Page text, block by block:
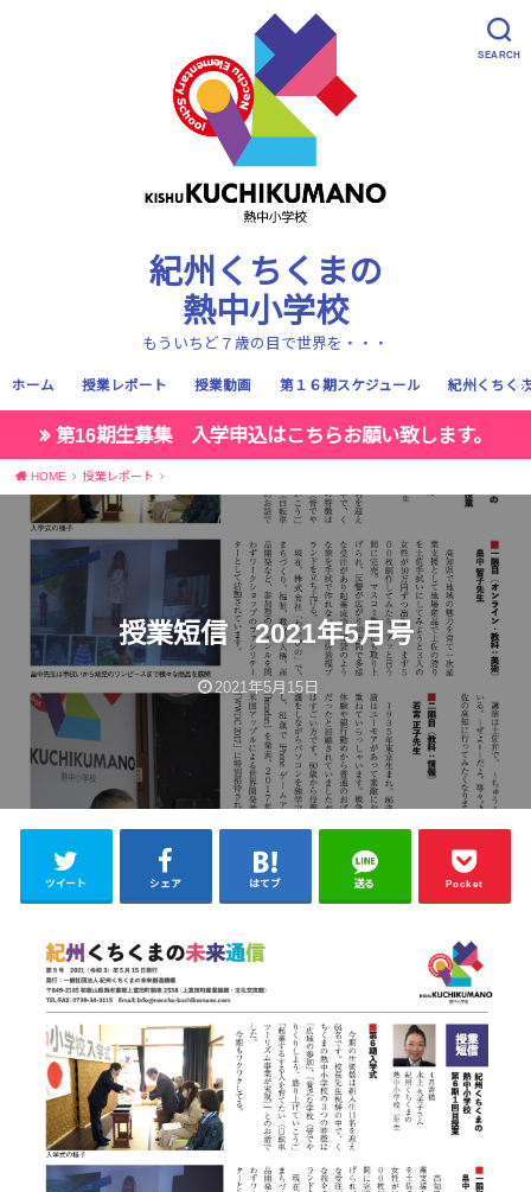
SEARCH
紀州くちくまの
熱中小学校
もういちど７歳の目で世界を・・・
ホーム 授業レポート 授業動画 第１６期スケジュール 紀州くちく
第16期生募集 入学申込はこちらお願い致します。
HOME 授業レポート
授業短信 2021年5月号
2021年5月15日
ツイート シェア はてブ 送る Pocket